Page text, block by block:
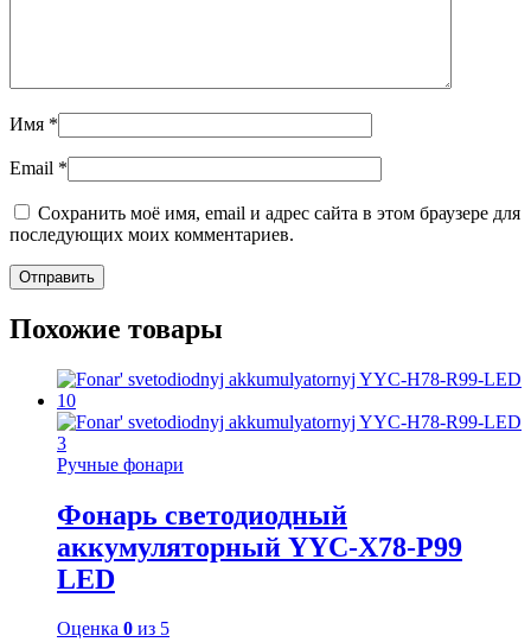
Имя *
Email *
Сохранить моё имя, email и адрес сайта в этом браузере для
последующих моих комментариев.
Похожие товары
Ручные фонари
Фонарь светодиодный
аккумуляторный YYC-X78-P99
LED
Оценка 0 из 5